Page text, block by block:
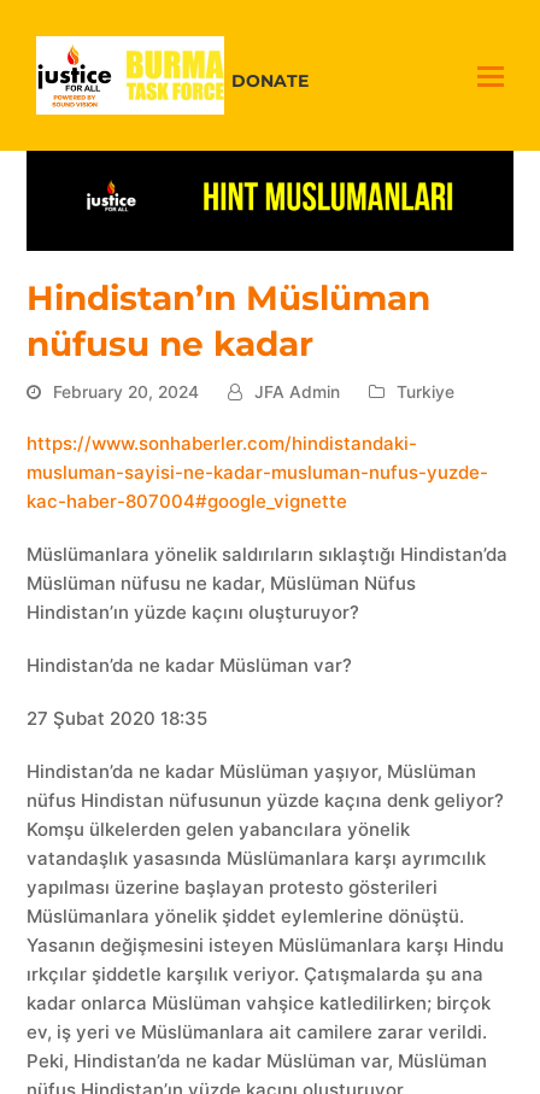
DONATE
Hindistan’ın Müslüman
nüfusu ne kadar
February 20, 2024 JFA Admin Turkiye
https://www.sonhaberler.com/hindistandaki-
musluman-sayisi-ne-kadar-musluman-nufus-yuzde-
kac-haber-807004#google_vignette
Müslümanlara yönelik saldırıların sıklaştığı Hindistan’da
Müslüman nüfusu ne kadar, Müslüman Nüfus
Hindistan’ın yüzde kaçını oluşturuyor?
Hindistan’da ne kadar Müslüman var?
27 Şubat 2020 18:35
Hindistan’da ne kadar Müslüman yaşıyor, Müslüman
nüfus Hindistan nüfusunun yüzde kaçına denk geliyor?
Komşu ülkelerden gelen yabancılara yönelik
vatandaşlık yasasında Müslümanlara karşı ayrımcılık
yapılması üzerine başlayan protesto gösterileri
Müslümanlara yönelik şiddet eylemlerine dönüştü.
Yasanın değişmesini isteyen Müslümanlara karşı Hindu
ırkçılar şiddetle karşılık veriyor. Çatışmalarda şu ana
kadar onlarca Müslüman vahşice katledilirken; birçok
ev, iş yeri ve Müslümanlara ait camilere zarar verildi.
Peki, Hindistan’da ne kadar Müslüman var, Müslüman